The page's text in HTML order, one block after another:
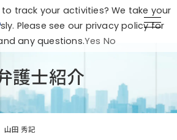
護士紹介
山田 秀記
track your activities? We take your
Please see our privacy policy for
any questions.Yes No